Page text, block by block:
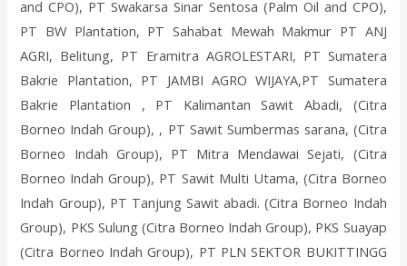
and CPO), PT Swakarsa Sinar Sentosa (Palm Oil and CPO),
PT BW Plantation, PT Sahabat Mewah Makmur PT ANJ
AGRI, Belitung, PT Eramitra AGROLESTARI, PT Sumatera
Bakrie Plantation, PT JAMBI AGRO WIJAYA,PT Sumatera
Bakrie Plantation , PT Kalimantan Sawit Abadi, (Citra
Borneo Indah Group), , PT Sawit Sumbermas sarana, (Citra
Borneo Indah Group), PT Mitra Mendawai Sejati, (Citra
Borneo Indah Group), PT Sawit Multi Utama, (Citra Borneo
Indah Group), PT Tanjung Sawit abadi. (Citra Borneo Indah
Group), PKS Sulung (Citra Borneo Indah Group), PKS Suayap
(Citra Borneo Indah Group), PT PLN SEKTOR BUKITTINGG